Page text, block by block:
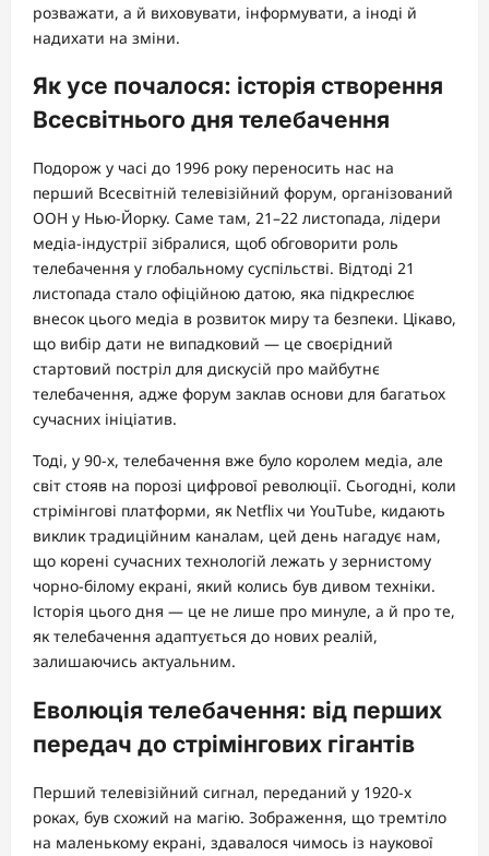
розважати, а й виховувати, інформувати, а іноді й
надихати на зміни.
Як усе почалося: історія створення
Всесвітнього дня телебачення
Подорож у часі до 1996 року переносить нас на
перший Всесвітній телевізійний форум, організований
ООН у Нью-Йорку. Саме там, 21–22 листопада, лідери
медіа-індустрії зібралися, щоб обговорити роль
телебачення у глобальному суспільстві. Відтоді 21
листопада стало офіційною датою, яка підкреслює
внесок цього медіа в розвиток миру та безпеки. Цікаво,
що вибір дати не випадковий — це своєрідний
стартовий постріл для дискусій про майбутнє
телебачення, адже форум заклав основи для багатьох
сучасних ініціатив.
Тоді, у 90-х, телебачення вже було королем медіа, але
світ стояв на порозі цифрової революції. Сьогодні, коли
стрімінгові платформи, як Netflix чи YouTube, кидають
виклик традиційним каналам, цей день нагадує нам,
що корені сучасних технологій лежать у зернистому
чорно-білому екрані, який колись був дивом техніки.
Історія цього дня — це не лише про минуле, а й про те,
як телебачення адаптується до нових реалій,
залишаючись актуальним.
Еволюція телебачення: від перших
передач до стрімінгових гігантів
Перший телевізійний сигнал, переданий у 1920-х
роках, був схожий на магію. Зображення, що тремтіло
на маленькому екрані, здавалося чимось із наукової